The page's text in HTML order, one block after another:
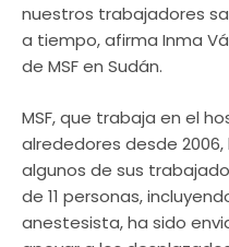
nuestros trabajadores
a tiempo, afirma Inma
de MSF en Sudán.
MSF, que trabaja en el
alrededores desde
algunos de sus
de 11 personas,
anestesista, ha sido